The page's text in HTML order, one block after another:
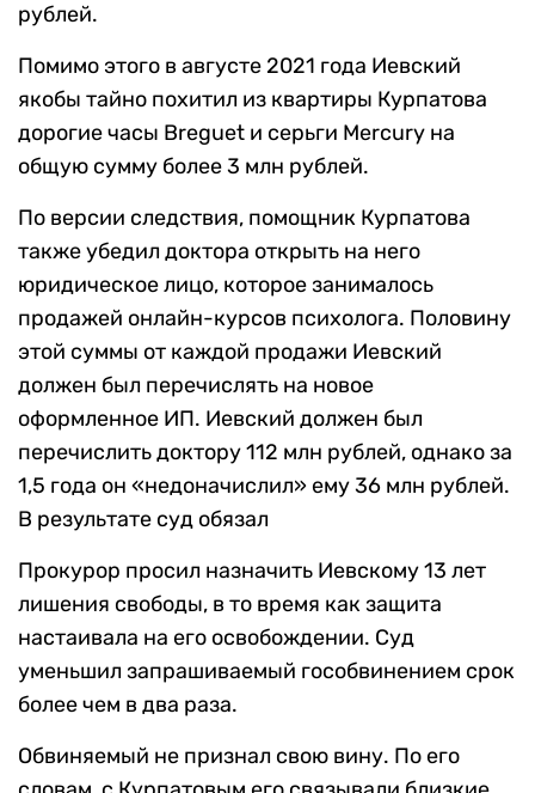
рублей.
Помимо этого в августе 2021 года Иевский
якобы тайно похитил из квартиры Курпатова
дорогие часы Breguet и серьги Mercury на
общую сумму более 3 млн рублей.
По версии следствия, помощник Курпатова
также убедил доктора открыть на него
юридическое лицо, которое занималось
продажей онлайн-курсов психолога. Половину
этой суммы от каждой продажи Иевский
должен был перечислять на новое
оформленное ИП. Иевский должен был
перечислить доктору 112 млн рублей, однако за
1,5 года он «недоначислил» ему 36 млн рублей.
В результате суд обязал
Прокурор просил назначить Иевскому 13 лет
лишения свободы, в то время как защита
настаивала на его освобождении. Суд
уменьшил запрашиваемый гособвинением срок
более чем в два раза.
Обвиняемый не признал свою вину. По его